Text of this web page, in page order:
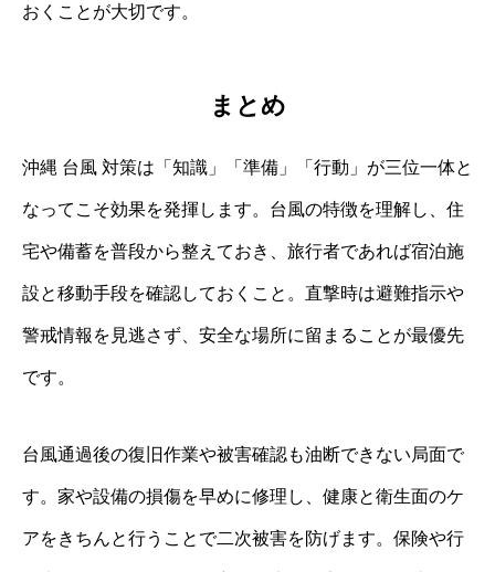
おくことが大切です。
まとめ
沖縄 台風 対策は「知識」「準備」「行動」が三位一体と
なってこそ効果を発揮します。台風の特徴を理解し、住
宅や備蓄を普段から整えておき、旅行者であれば宿泊施
設と移動手段を確認しておくこと。直撃時は避難指示や
警戒情報を見逃さず、安全な場所に留まることが最優先
です。
台風通過後の復旧作業や被害確認も油断できない局面で
す。家や設備の損傷を早めに修理し、健康と衛生面のケ
アをきちんと行うことで二次被害を防げます。保険や行